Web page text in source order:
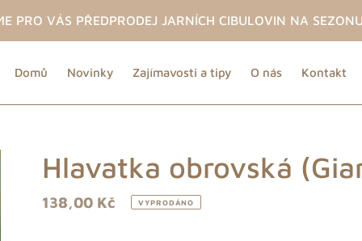
PRO VÁS PŘEDPRODEJ JARNÍCH CIBULOVIN NA
Domů Novinky Zajímavosti a tipy O nás Kontakt
Hlavatka obrovská
Běžná
138,00 Kč VYPRODÁNO